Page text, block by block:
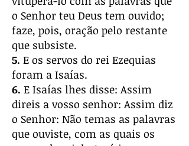
o Senhor teu Deus tem ouvido;
faze, pois, oração pelo restante
que subsiste.
5. E os servos do rei Ezequias
foram a Isaías.
6. E Isaías lhes disse: Assim
direis a vosso senhor: Assim diz
o Senhor: Não temas as palavras
que ouviste, com as quais os